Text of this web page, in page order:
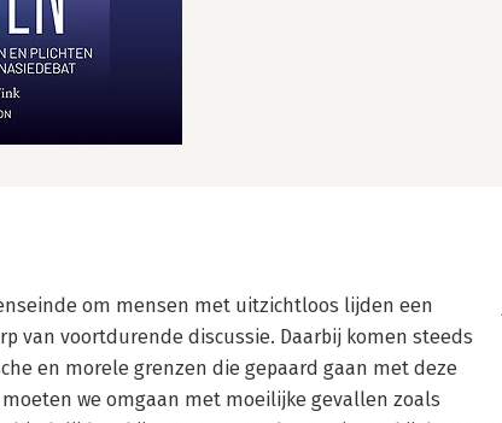
om mensen met uitzichtloos lijden een
van voortdurende discussie. Daarbij komen steeds
en morele grenzen die gepaard gaan met deze
we omgaan met moeilijke gevallen zoals